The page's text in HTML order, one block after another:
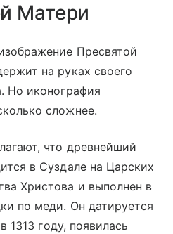
Матери
Пресвятой
на руках своего
Но иконография
сложнее.
что древнейший
в Суздале на Царских
Христова и выполнен в
по меди. Он датируется
1313 году, появилась